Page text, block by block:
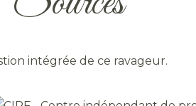
intégrée de ce ravageur.